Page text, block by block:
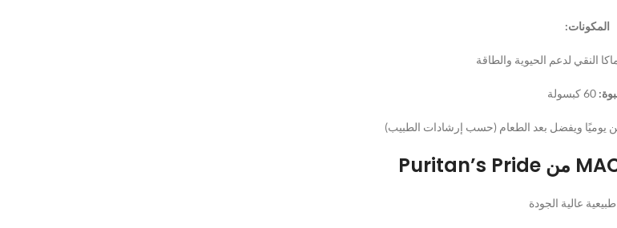
المكونات:
النقي لدعم الحيوية والطاقة
60 كبسولة
يوميًا ويفضل بعد الطعام (حسب إرشادات الطبيب)
عالية الجودة